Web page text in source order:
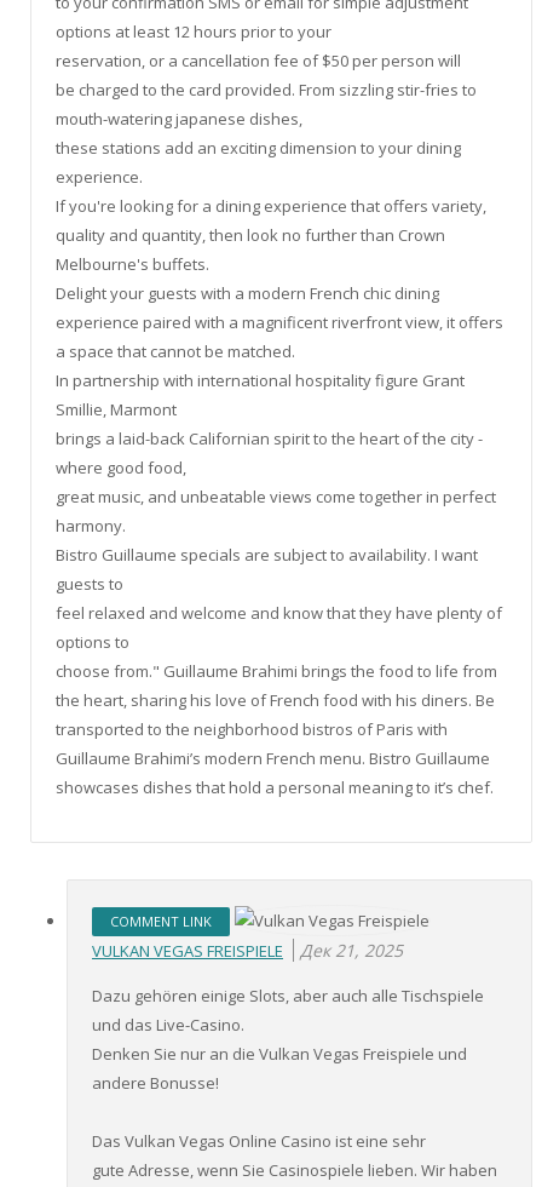
options at least 12 hours prior to your
reservation, or a cancellation fee of $50 per person will
be charged to the card provided. From sizzling stir-fries to
mouth-watering japanese dishes,
these stations add an exciting dimension to your dining
experience.
If you're looking for a dining experience that offers variety,
quality and quantity, then look no further than Crown
Melbourne's buffets.
Delight your guests with a modern French chic dining
experience paired with a magnificent riverfront view, it offers
a space that cannot be matched.
In partnership with international hospitality figure Grant
Smillie, Marmont
brings a laid-back Californian spirit to the heart of the city -
where good food,
great music, and unbeatable views come together in perfect
harmony.
Bistro Guillaume specials are subject to availability. I want
guests to
feel relaxed and welcome and know that they have plenty of
options to
choose from." Guillaume Brahimi brings the food to life from
the heart, sharing his love of French food with his diners. Be
transported to the neighborhood bistros of Paris with
Guillaume Brahimi’s modern French menu. Bistro Guillaume
showcases dishes that hold a personal meaning to it’s chef.
COMMENT LINK
VULKAN VEGAS FREISPIELE Дек 21, 2025
Dazu gehören einige Slots, aber auch alle Tischspiele
und das Live-Casino.
Denken Sie nur an die Vulkan Vegas Freispiele und
andere Bonusse!
Das Vulkan Vegas Online Casino ist eine sehr
gute Adresse, wenn Sie Casinospiele lieben. Wir haben